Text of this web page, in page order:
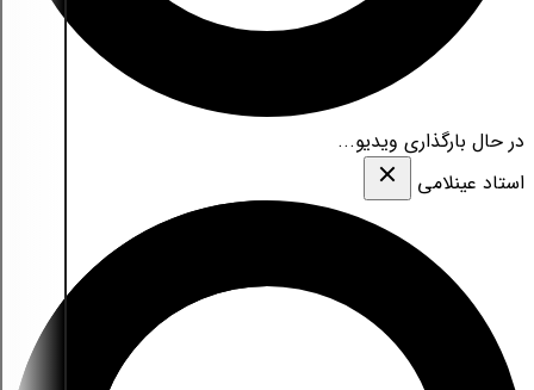
در حال بارگذاری ویدیو...
استاد عینلامی